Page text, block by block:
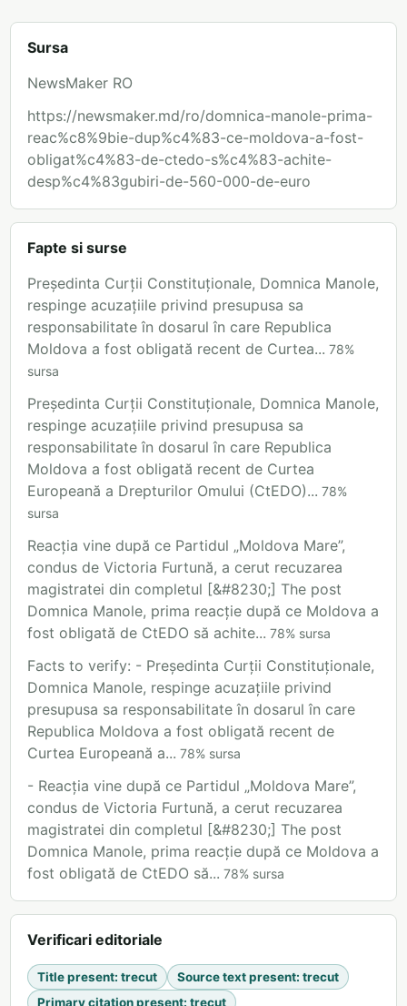
Sursa
NewsMaker RO
https://newsmaker.md/ro/domnica-manole-prima-
reac%c8%9bie-dup%c4%83-ce-moldova-a-fost-
obligat%c4%83-de-ctedo-s%c4%83-achite-
desp%c4%83gubiri-de-560-000-de-euro
Fapte si surse
Președinta Curții Constituționale, Domnica Manole,
respinge acuzațiile privind presupusa sa
responsabilitate în dosarul în care Republica
Moldova a fost obligată recent de Curtea... 78%
sursa
Președinta Curții Constituționale, Domnica Manole,
respinge acuzațiile privind presupusa sa
responsabilitate în dosarul în care Republica
Moldova a fost obligată recent de Curtea
Europeană a Drepturilor Omului (CtEDO)... 78%
sursa
Reacția vine după ce Partidul „Moldova Mare”,
condus de Victoria Furtună, a cerut recuzarea
magistratei din completul [&#8230;] The post
Domnica Manole, prima reacție după ce Moldova a
fost obligată de CtEDO să achite... 78% sursa
Facts to verify: - Președinta Curții Constituționale,
Domnica Manole, respinge acuzațiile privind
presupusa sa responsabilitate în dosarul în care
Republica Moldova a fost obligată recent de
Curtea Europeană a... 78% sursa
- Reacția vine după ce Partidul „Moldova Mare”,
condus de Victoria Furtună, a cerut recuzarea
magistratei din completul [&#8230;] The post
Domnica Manole, prima reacție după ce Moldova a
fost obligată de CtEDO să... 78% sursa
Verificari editoriale
Title present: trecut Source text present: trecut
Primary citation present: trecut